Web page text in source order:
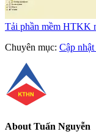
Tải phần mềm HTKK
Chuyên mục: Cập
About Tuấn Nguyễn